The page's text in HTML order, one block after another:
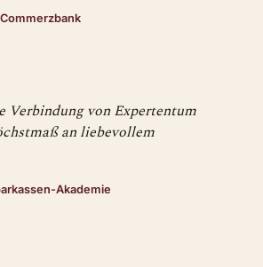
Verbindung von Expertentum
an liebevollem
Akademie